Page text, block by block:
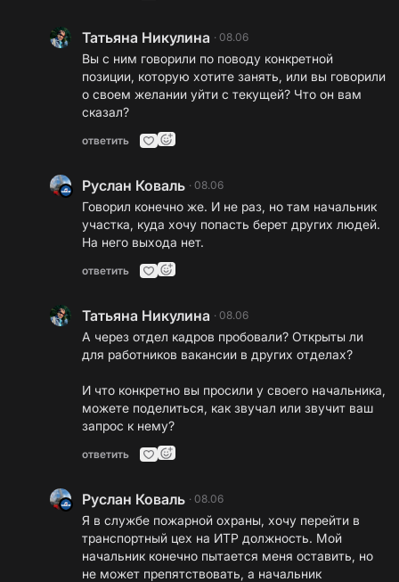
Татьяна Никулина · 08.06
Вы с ним говорили по поводу конкретной
позиции, которую хотите занять, или вы говорили
о своем желании уйти с текущей? Что он вам
сказал?
ответить
Руслан Коваль · 08.06
Говорил конечно же. И не раз, но там начальник
участка, куда хочу попасть берет других людей.
На него выхода нет.
ответить
Татьяна Никулина · 08.06
А через отдел кадров пробовали? Открыты ли
для работников вакансии в других отделах?
И что конкретно вы просили у своего начальника,
можете поделиться, как звучал или звучит ваш
запрос к нему?
ответить
Руслан Коваль · 08.06
Я в службе пожарной охраны, хочу перейти в
транспортный цех на ИТР должность. Мой
начальник конечно пытается меня оставить, но
не может препятствовать, а начальник